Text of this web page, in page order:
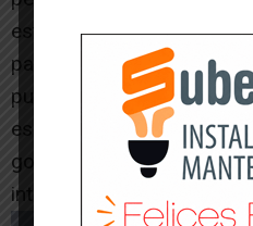
estudiamos y vemos las
para ejecutarlo y, si no
puede intentar solucionar
es más complicado lo
gobierno y también con
intentamos encontrar una